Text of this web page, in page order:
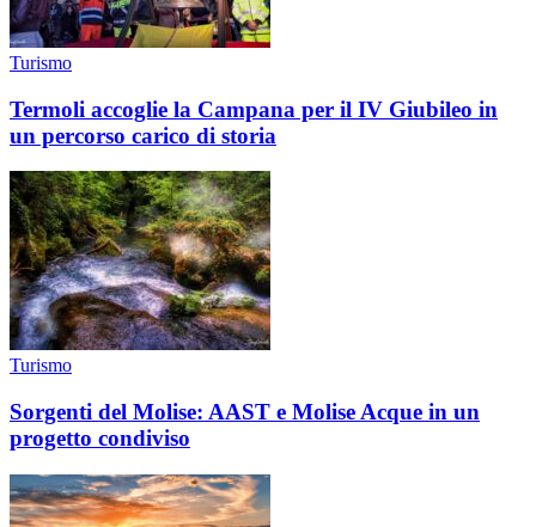
Turismo
Termoli accoglie la Campana per il IV Giubileo in
un percorso carico di storia
Turismo
Sorgenti del Molise: AAST e Molise Acque in un
progetto condiviso